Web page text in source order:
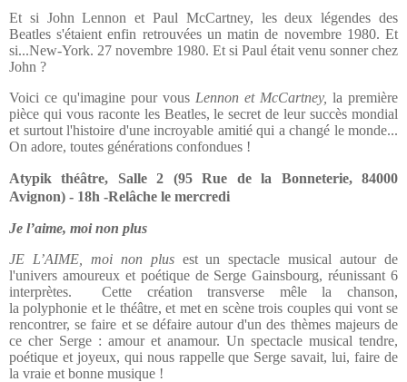
Et si John Lennon et Paul McCartney, les deux légendes des
Beatles s'étaient enfin retrouvées un matin de novembre 1980. Et
si...New-York. 27 novembre 1980. Et si Paul était venu sonner chez
John ?
Voici ce qu'imagine pour vous Lennon et McCartney, la première
pièce qui vous raconte les Beatles, le secret de leur succès mondial
et surtout l'histoire d'une incroyable amitié qui a changé le monde...
On adore, toutes générations confondues !
Atypik théâtre, Salle 2 (95 Rue de la Bonneterie, 84000
Avignon) - 18h -Relâche le mercredi
Je l’aime, moi non plus
JE L’AIME, moi non plusest un spectacle musical autour de
l'univers amoureux et poétique de Serge Gainsbourg, réunissant 6
interprètes. Cette création transverse mêle la chanson,
la polyphonie et le théâtre, et met en scène trois couples qui vont se
rencontrer, se faire et se défaire autour d'un des thèmes majeurs de
ce cher Serge : amour et anamour. Un spectacle musical tendre,
poétique et joyeux, qui nous rappelle que Serge savait, lui, faire de
la vraie et bonne musique !